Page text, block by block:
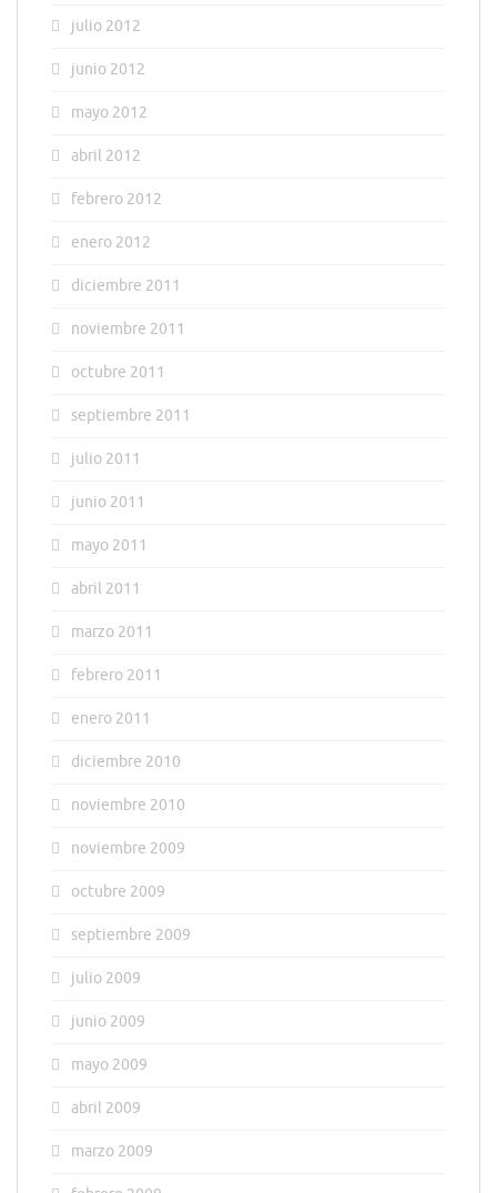
julio 2012
junio 2012
mayo 2012
abril 2012
febrero 2012
enero 2012
diciembre 2011
noviembre 2011
octubre 2011
septiembre 2011
julio 2011
junio 2011
mayo 2011
abril 2011
marzo 2011
febrero 2011
enero 2011
diciembre 2010
noviembre 2010
noviembre 2009
octubre 2009
septiembre 2009
julio 2009
junio 2009
mayo 2009
abril 2009
marzo 2009